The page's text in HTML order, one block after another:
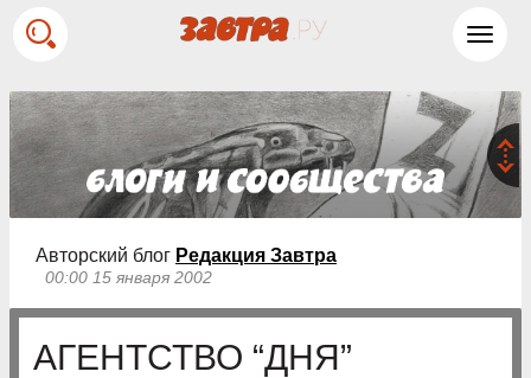
Авторский блог Редакция Завтра
00:00 15 января 2002
АГЕНТСТВО “ДНЯ”